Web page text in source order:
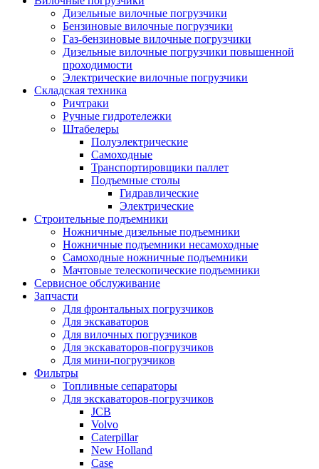
Дизельные вилочные погрузчики
Бензиновые вилочные погрузчики
Газ-бензиновые вилочные погрузчики
Дизельные вилочные погрузчики повышенной
проходимости
Электрические вилочные погрузчики
Складская техника
Ричтраки
Ручные гидротележки
Штабелеры
Полуэлектрические
Самоходные
Транспортировщики паллет
Подъемные столы
Гидравлические
Электрические
Строительные подъемники
Ножничные дизельные подъемники
Ножничные подъемники несамоходные
Самоходные ножничные подъемники
Мачтовые телескопические подъемники
Сервисное обслуживание
Запчасти
Для фронтальных погрузчиков
Для экскаваторов
Для вилочных погрузчиков
Для экскаваторов-погрузчиков
Для мини-погрузчиков
Фильтры
Топливные сепараторы
Для экскаваторов-погрузчиков
JCB
Volvo
Caterpillar
New Holland
Case